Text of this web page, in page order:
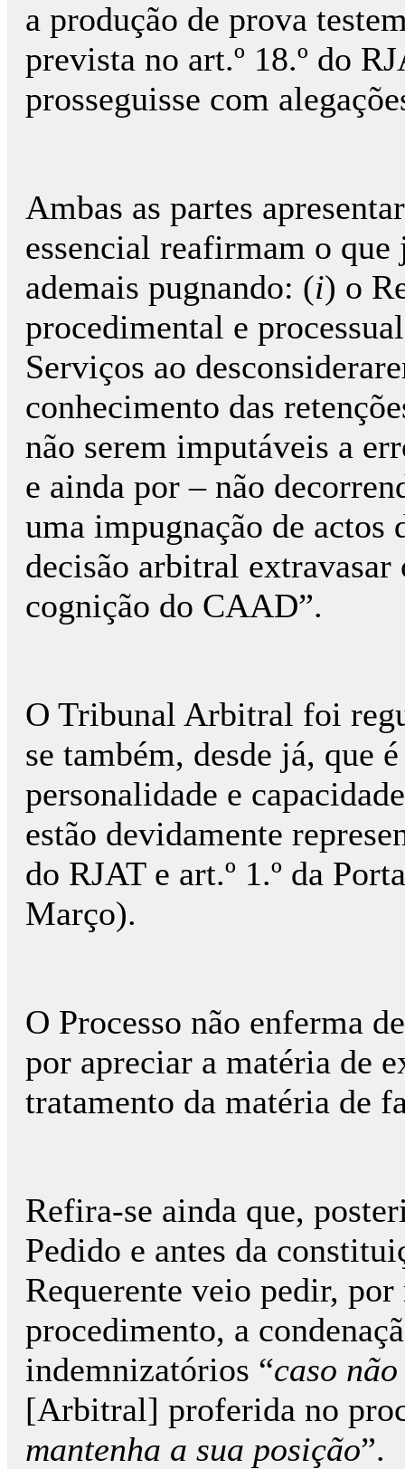
a produção de prova
prevista no art.º 18.º do
prosseguisse com
Ambas as partes
essencial reafirmam o
ademais pugnando: (i) o
procedimental e
Serviços ao
conhecimento das
não serem imputáveis a
e ainda por – não
uma impugnação de actos
decisão arbitral extravasar
cognição do CAAD”.
O Tribunal Arbitral foi
se também, desde já, que
personalidade e
estão devidamente
do RJAT e art.º 1.º da
Março).
O Processo não enferma
por apreciar a matéria de
tratamento da matéria de
Refira-se ainda que,
Pedido e antes da
Requerente veio pedir,
procedimento, a
indemnizatórios “caso
[Arbitral] proferida no
mantenha a sua posição”.